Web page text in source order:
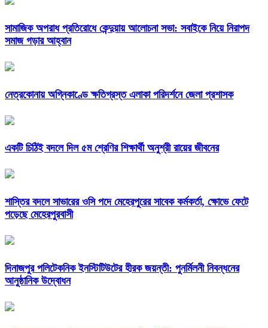
সামাজিক অপরাধ প্রতিরোধে কেন্দুয়ায় আলোচনা সভা: সবাইকে নিয়ে নিরাপদ
সমাজ গড়ার আহ্বান
নেত্রকোনায় অগ্নিকাণ্ডে ক্ষতিগ্রস্ত এলাকা পরিদর্শনে জেলা প্রশাসক
একটি চিঠিই বদলে দিল ৫ম শ্রেণির শিক্ষার্থী অনুশ্রী রায়ের জীবনের
শাস্তির বদলে সাভারের ওসি পদে মেহেরপুরের সাবেক কর্মকর্তা, ক্ষোভে ফেটে
পড়েছে মেহেরপুরবাসী
দিনাজপুর পলিটেকনিক ইনস্টিটিউটের হীরক জয়ন্তী: পুনর্মিলনী নিবন্ধনের
আনুষ্ঠানিক উদ্বোধন